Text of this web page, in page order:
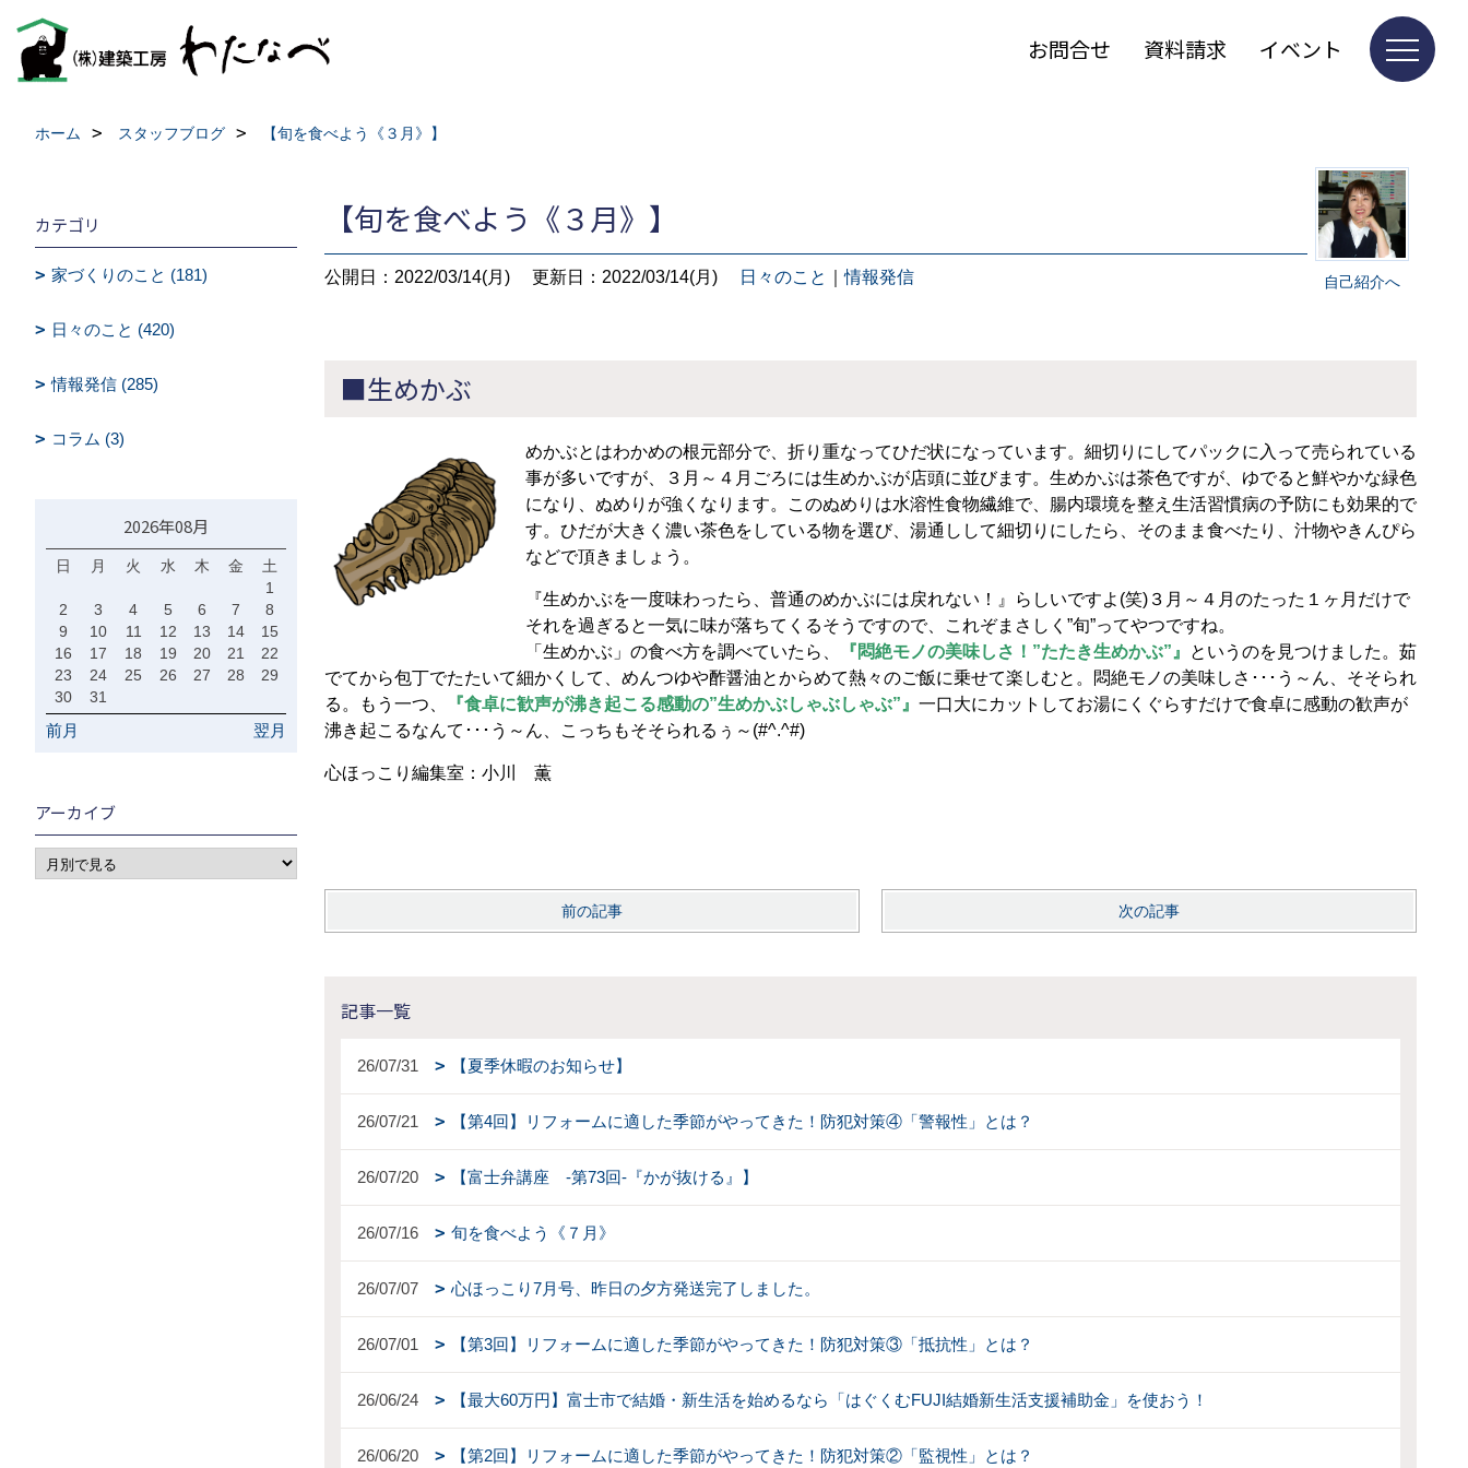
お問合せ 資料請求 イベント
ホーム スタッフブログ 【旬を食べよう《３月》】
自己紹介へ
【旬を食べよう《３月》】
公開日：2022/03/14(月) 更新日：2022/03/14(月) 日々のこと ｜情報発信
■生めかぶ
めかぶとはわかめの根元部分で、折り重なってひだ状になっています。細切りにしてパックに入って売られている
事が多いですが、３月～４月ごろには生めかぶが店頭に並びます。生めかぶは茶色ですが、ゆでると鮮やかな緑色
になり、ぬめりが強くなります。このぬめりは水溶性食物繊維で、腸内環境を整え生活習慣病の予防にも効果的で
す。ひだが大きく濃い茶色をしている物を選び、湯通しして細切りにしたら、そのまま食べたり、汁物やきんぴら
などで頂きましょう。
『生めかぶを一度味わったら、普通のめかぶには戻れない！』らしいですよ(笑)３月～４月のたった１ヶ月だけで
それを過ぎると一気に味が落ちてくるそうですので、これぞまさしく”旬”ってやつですね。
「生めかぶ」の食べ方を調べていたら、
『悶絶モノの美味しさ！”たたき生めかぶ”』
というのを見つけました。茹
でてから包丁でたたいて細かくして、めんつゆや酢醤油とからめて熱々のご飯に乗せて楽しむと。悶絶モノの美味しさ･･･う～ん、そそられ
る。もう一つ、
『食卓に歓声が沸き起こる感動の”生めかぶしゃぶしゃぶ”』 一口大にカットしてお湯にくぐらすだけで食卓に感動の歓声が
沸き起こるなんて･･･う～ん、こっちもそそられるぅ～(#^.^#)
心ほっこり編集室：小川 薫
前の記事 次の記事
記事一覧
26/07/31 【夏季休暇のお知らせ】
26/07/21 【第4回】リフォームに適した季節がやってきた！防犯対策④「警報性」とは？
26/07/20 【富士弁講座 -第73回-『かが抜ける』】
26/07/16 旬を食べよう《７月》
26/07/07 心ほっこり7月号、昨日の夕方発送完了しました。
26/07/01 【第3回】リフォームに適した季節がやってきた！防犯対策③「抵抗性」とは？
26/06/24 【最大60万円】富士市で結婚・新生活を始めるなら「はぐくむFUJI結婚新生活支援補助金」を使おう！
26/06/20 【第2回】リフォームに適した季節がやってきた！防犯対策②「監視性」とは？
カテゴリ
家づくりのこと (181)
日々のこと (420)
情報発信 (285)
コラム (3)
2026年08月
日 月 火 水 木 金
土
1
2
3 4 5 6 7
8
9
10 11 12 13 14
15
16
17 18 19 20 21
22
23
24 25 26 27 28
29
30
31
前月 翌月
アーカイブ